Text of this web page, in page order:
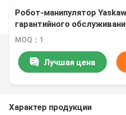
Робот-манипулятор
гарантийного
поддержки.
MOQ：1
Лучшая цена
Характер продукции